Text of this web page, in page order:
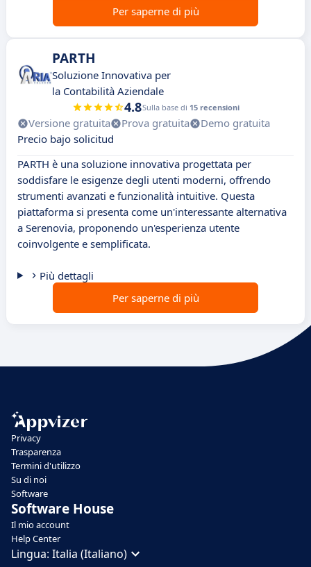
Per saperne di più
PARTH
Soluzione Innovativa per
la Contabilità Aziendale
4.8Sulla base di 15 recensioni
Versione gratuita Prova gratuita
Demo gratuita
Precio bajo solicitud
PARTH è una soluzione innovativa progettata per
soddisfare le esigenze degli utenti moderni, offrendo
strumenti avanzati e funzionalità intuitive. Questa
piattaforma si presenta come un'interessante alternativa
a Serenovia, proponendo un'esperienza utente
coinvolgente e semplificata.
Più dettagli
Per saperne di più
Privacy
Trasparenza
Termini d'utilizzo
Su di noi
Software
Software House
Il mio account
Help Center
Lingua: Italia (Italiano)